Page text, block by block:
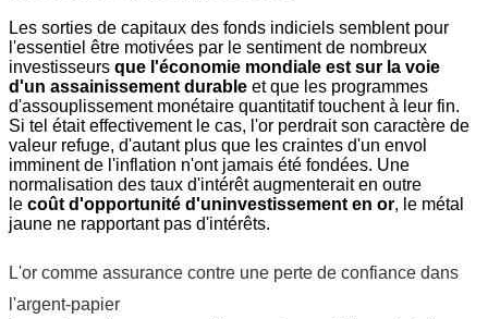
Les sorties de capitaux des fonds indiciels semblent pour
l'essentiel être motivées par le sentiment de nombreux
investisseurs que l'économie mondiale est sur la voie
d'un assainissement durable et que les programmes
d'assouplissement monétaire quantitatif touchent à leur fin.
Si tel était effectivement le cas, l'or perdrait son caractère de
valeur refuge, d'autant plus que les craintes d'un envol
imminent de l'inflation n'ont jamais été fondées. Une
normalisation des taux d'intérêt augmenterait en outre
le coût d'opportunité d'uninvestissement en or, le métal
jaune ne rapportant pas d'intérêts.
L'or comme assurance contre une perte de confiance dans
l'argent-papier